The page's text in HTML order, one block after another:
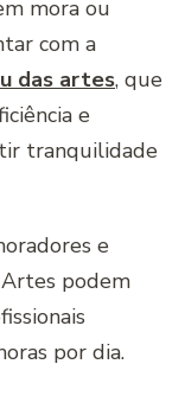
mora ou
com a
das artes, que
e
tranquilidade
e
podem
por dia.